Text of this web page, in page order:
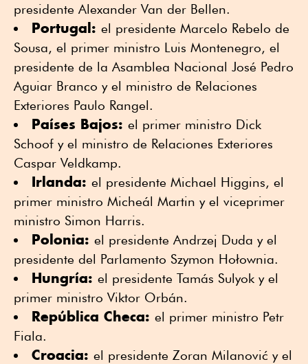
presidente Alexander Van der Bellen.
Portugal: el presidente Marcelo Rebelo de
Sousa, el primer ministro Luis Montenegro, el
presidente de la Asamblea Nacional José Pedro
Aguiar Branco y el ministro de Relaciones
Exteriores Paulo Rangel.
Países Bajos: el primer ministro Dick
Schoof y el ministro de Relaciones Exteriores
Caspar Veldkamp.
Irlanda: el presidente Michael Higgins, el
primer ministro Micheál Martin y el viceprimer
ministro Simon Harris.
Polonia: el presidente Andrzej Duda y el
presidente del Parlamento Szymon Hołownia.
Hungría: el presidente Tamás Sulyok y el
primer ministro Viktor Orbán.
República Checa: el primer ministro Petr
Fiala.
Croacia: el presidente Zoran Milanović y el